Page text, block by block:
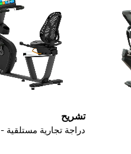
تشريح
دراجة تجارية مستلقية - LCD